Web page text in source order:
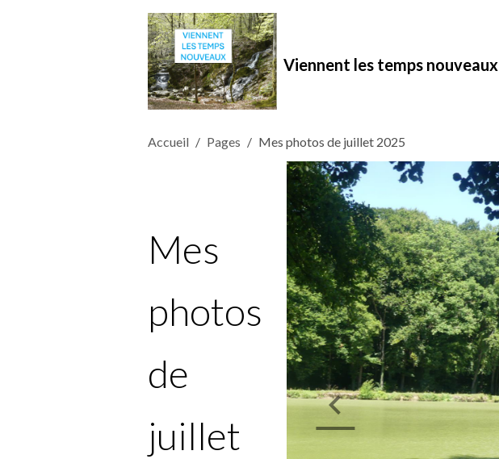
Viennent les temps nouveaux
Accueil Pages Mes photos de juillet 2025
Mes
photos
de
juillet